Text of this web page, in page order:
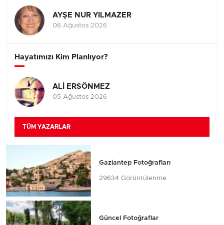
AYŞE NUR YILMAZER
06 Ağustos 2026
Hayatımızı Kim Planlıyor?
ALİ ERSÖNMEZ
05 Ağustos 2026
TÜM YAZARLAR
Gaziantep Fotoğrafları
29634 Görüntülenme
Güncel Fotoğraflar